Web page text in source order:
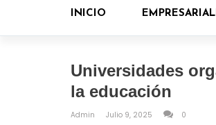
INICIO
Universidades
la educación
Admin Julio 9, 2025 0